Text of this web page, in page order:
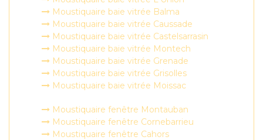
Moustiquaire baie vitrée Balma
Moustiquaire baie vitrée Caussade
Moustiquaire baie vitrée Castelsarrasin
Moustiquaire baie vitrée Montech
Moustiquaire baie vitrée Grenade
Moustiquaire baie vitrée Grisolles
Moustiquaire baie vitrée Moissac
Moustiquaire fenêtre Montauban
Moustiquaire fenêtre Cornebarrieu
Moustiquaire fenêtre Cahors